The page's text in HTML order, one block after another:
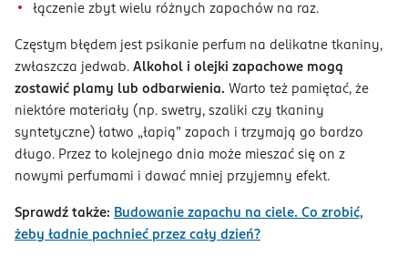
łączenie zbyt wielu różnych zapachów na raz.
Częstym błędem jest psikanie perfum na delikatne tkaniny,
zwłaszcza jedwab. Alkohol i olejki zapachowe mogą
zostawić plamy lub odbarwienia. Warto też pamiętać, że
niektóre materiały (np. swetry, szaliki czy tkaniny
syntetyczne) łatwo „łapią” zapach i trzymają go bardzo
długo. Przez to kolejnego dnia może mieszać się on z
nowymi perfumami i dawać mniej przyjemny efekt.
Sprawdź także: Budowanie zapachu na ciele. Co zrobić,
żeby ładnie pachnieć przez cały dzień?